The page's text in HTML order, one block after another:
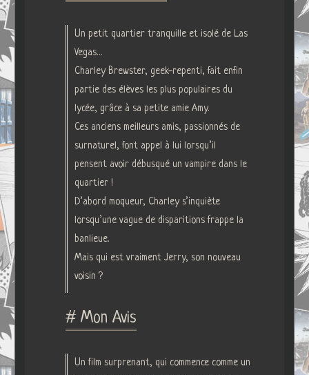
Un petit quartier tranquille et isolé de Las
Vegas…
Charley Brewster, geek-repenti, fait enfin
partie des élèves les plus populaires du
lycée, grâce à sa petite amie Amy.
Ces anciens meilleurs amis, passionnés de
surnaturel, font appel à lui lorsqu’il
pensent avoir débusqué un vampire dans le
quartier !
D’abord moqueur, Charley s’inquiète
lorsqu’une vague de disparitions frappe la
banlieue.
Mais qui est vraiment Jerry, son nouveau
voisin ?
# Mon Avis
Un film surprenant, qui commence comme un